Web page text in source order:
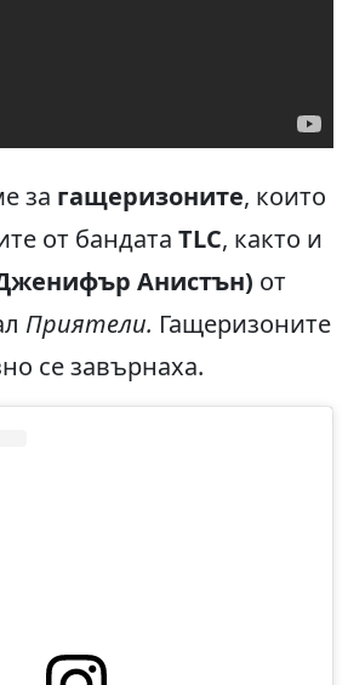
за гащеризоните, които
от бандата TLC, както и
Анистън) от
Приятели. Гащеризоните
се завърнаха.